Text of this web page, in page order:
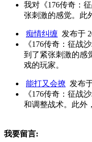
我对《176传奇：
张刺激的感觉。此
痴情纠缠 发布于
《176传奇：征战
到了紧张刺激的感
戏的玩家。
能打又会撩 发布
《176传奇：征战
和调整战术。此外
我要留言: